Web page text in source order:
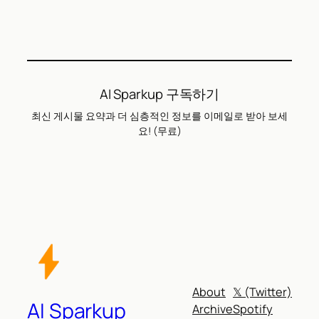
AI Sparkup 구독하기
최신 게시물 요약과 더 심층적인 정보를 이메일로 받아 보세
요! (무료)
AI Sparkup
About
Archive
𝕏 (Twitter)
Spotify